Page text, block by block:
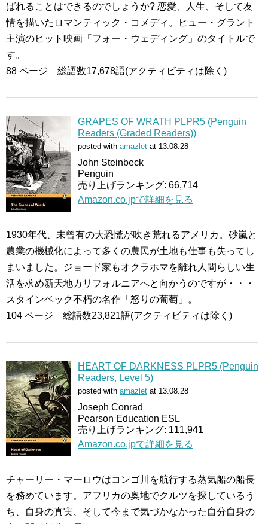
ばれることはできるのでしょうか? 恋愛、人生、そして友
情を描いたロマンティック・コメディ。ヒュー・グラント
主演のヒット映画「フォー・ウェディング」のタイトルで
す。
88 ページ 総語数17,678語(アクティビティは除く)
GRAPES OF WRATH PLPR5 (Penguin
Readers (Graded Readers))
posted with amazlet at 13.08.28
John Steinbeck
Penguin
売り上げランキング: 66,714
Amazon.co.jpで詳細を見る
1930年代、未曾有の大恐慌が吹き荒れるアメリカ。砂嵐と
農業の機械化によって多くの農民が土地も仕事も失ってし
まいました。ジョード家もオクラホマを離れ人間らしい生
活を求め新天地カリフォルニアへと向かうのですが・・・
スタインベック不朽の名作「怒りの葡萄」。
104 ページ 総語数23,821語(アクティビティは除く)
HEART OF DARKNESS PLPR5 (Penguin
Readers, Level 5)
posted with amazlet at 13.08.28
Joseph Conrad
Pearson Education ESL
売り上げランキング: 111,941
Amazon.co.jpで詳細を見る
チャーリー・マーロウはコンゴ川を航行する蒸気船の船長
を務めています。アフリカの奥地でクルツを探しているう
ち、自身の真実、そして今まで気づかなかった自分自身の